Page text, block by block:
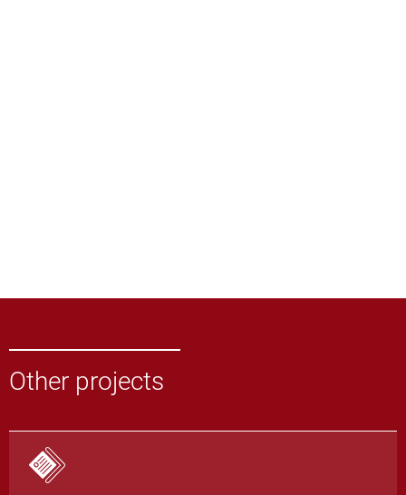
Other projects